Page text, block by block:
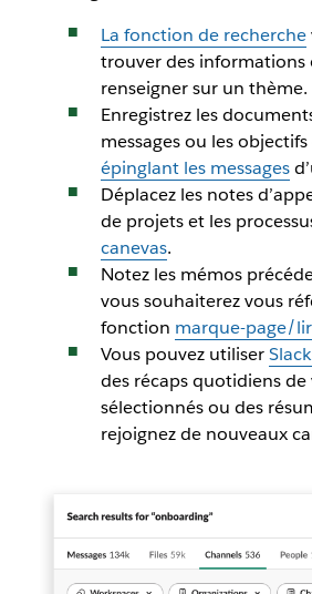
La fonction de recherche
trouver des informations
renseigner sur un thème.
Enregistrez les
messages ou les
épinglant les messages
Déplacez les notes
de projets et les
canevas.
Notez les mémos
vous souhaiterez vous
fonction marque-page/
Vous pouvez utiliser
des récaps quotidiens de
sélectionnés ou des
rejoignez de nouveaux